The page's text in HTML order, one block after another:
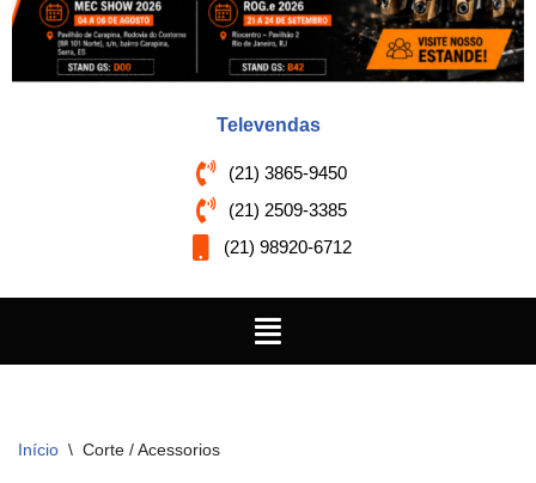
Televendas
(21) 3865-9450
(21) 2509-3385
(21) 98920-6712
Início \ Corte / Acessorios